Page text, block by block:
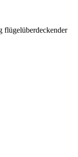
flügelüberdeckender